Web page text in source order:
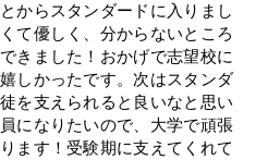
からスタンダードに入りまし
て優しく、分からないところ
きました！おかげで志望校に
しかったです。次はスタンダ
を支えられると良いなと思い
になりたいので、大学で頑張
ます！受験期に支えてくれて